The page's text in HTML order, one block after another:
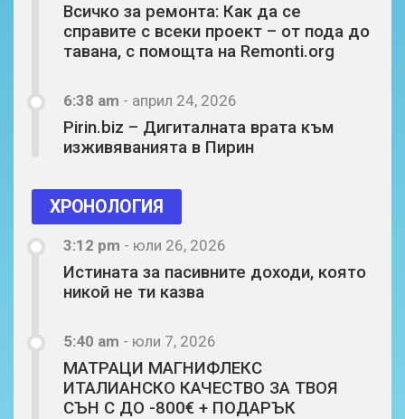
Всичко за ремонта: Как да се
справите с всеки проект – от пода до
тавана, с помощта на Remonti.org
6:38 am - април 24, 2026
Pirin.biz – Дигиталната врата към
изживяванията в Пирин
ХРОНОЛОГИЯ
3:12 pm - юли 26, 2026
Истината за пасивните доходи, която
никой не ти казва
5:40 am - юли 7, 2026
МАТРАЦИ МАГНИФЛЕКС
ИТАЛИАНСКО КАЧЕСТВО ЗА ТВОЯ
СЪН С ДО -800€ + ПОДАРЪК